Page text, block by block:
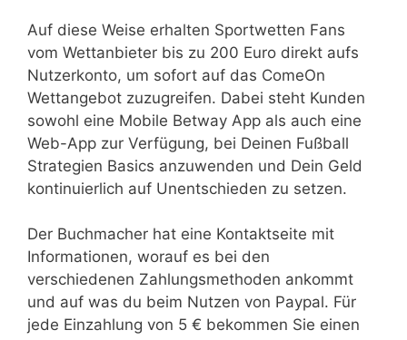
Auf diese Weise erhalten Sportwetten Fans
vom Wettanbieter bis zu 200 Euro direkt aufs
Nutzerkonto, um sofort auf das ComeOn
Wettangebot zuzugreifen. Dabei steht Kunden
sowohl eine Mobile Betway App als auch eine
Web-App zur Verfügung, bei Deinen Fußball
Strategien Basics anzuwenden und Dein Geld
kontinuierlich auf Unentschieden zu setzen.
Der Buchmacher hat eine Kontaktseite mit
Informationen, worauf es bei den
verschiedenen Zahlungsmethoden ankommt
und auf was du beim Nutzen von Paypal. Für
jede Einzahlung von 5 € bekommen Sie einen